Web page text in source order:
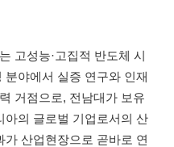
고성능·고집적 반도체 시
야에서 실증 연구와 인재
거점으로, 전남대가 보유
아의 글로벌 기업로서의 산
산업현장으로 곧바로 연